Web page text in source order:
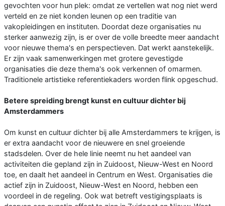
gevochten voor hun plek: omdat ze vertellen wat nog niet werd
verteld en ze niet konden leunen op een traditie van
vakopleidingen en instituten. Doordat deze organisaties nu
sterker aanwezig zijn, is er over de volle breedte meer aandacht
voor nieuwe thema's en perspectieven. Dat werkt aanstekelijk.
Er zijn vaak samenwerkingen met grotere gevestigde
organisaties die deze thema's ook verkennen of omarmen.
Traditionele artistieke referentiekaders worden flink opgeschud.
Betere spreiding brengt kunst en cultuur dichter bij
Amsterdammers
Om kunst en cultuur dichter bij alle Amsterdammers te krijgen, is
er extra aandacht voor de nieuwere en snel groeiende
stadsdelen. Over de hele linie neemt nu het aandeel van
activiteiten die gepland zijn in Zuidoost, Nieuw-West en Noord
toe, en daalt het aandeel in Centrum en West. Organisaties die
actief zijn in Zuidoost, Nieuw-West en Noord, hebben een
voordeel in de regeling. Ook wat betreft vestigingsplaats is